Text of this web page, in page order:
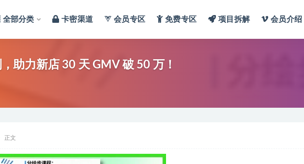
全部分类 卡密渠道 会员专区 免费专区 项目拆解 会员介绍
助力新店 30 天 GMV 破 50 万！
正文